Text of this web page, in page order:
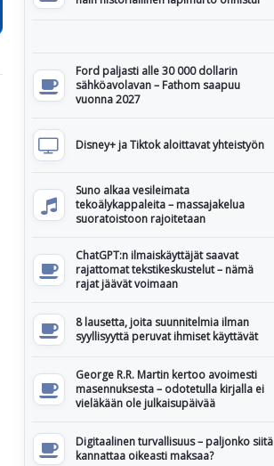
Ford paljasti alle 30 000 dollarin
sähköavolavan – Fathom saapuu
vuonna 2027
Disney+ ja Tiktok aloittavat yhteistyön
Suno alkaa vesileimata
tekoälykappaleita – massajakelua
suoratoistoon rajoitetaan
ChatGPT:n ilmaiskäyttäjät saavat
rajattomat tekstikeskustelut – nämä
rajat jäävät voimaan
8 lausetta, joita suunnitelmia ilman
syyllisyyttä peruvat ihmiset käyttävät
George R.R. Martin kertoo avoimesti
masennuksesta – odotetulla kirjalla ei
vieläkään ole julkaisupäivää
Digitaalinen turvallisuus – paljonko siitä
kannattaa oikeasti maksaa?